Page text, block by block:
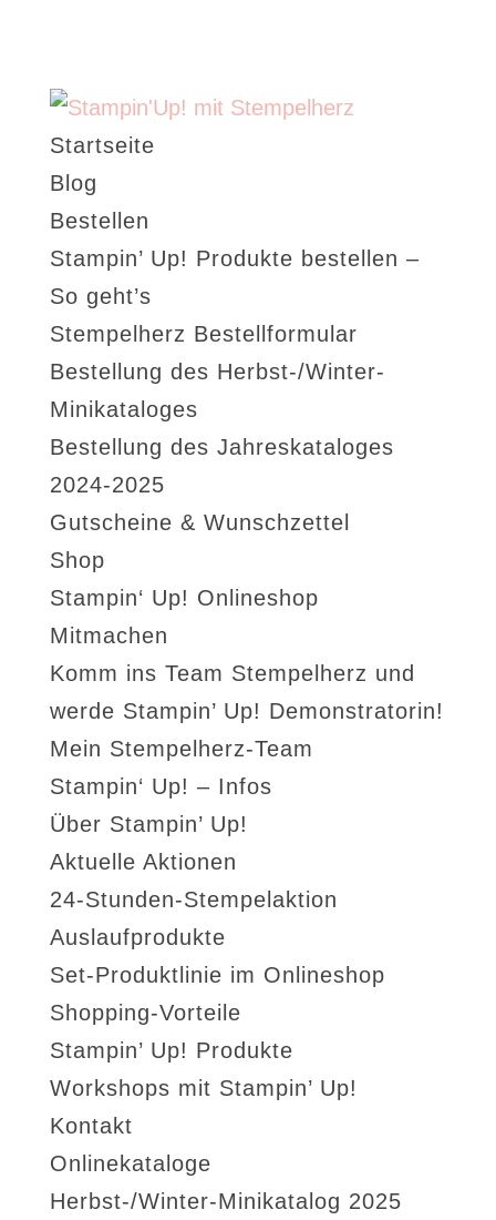
Startseite
Blog
Bestellen
Stampin’ Up! Produkte bestellen –
So geht’s
Stempelherz Bestellformular
Bestellung des Herbst-/Winter-
Minikataloges
Bestellung des Jahreskataloges
2024-2025
Gutscheine & Wunschzettel
Shop
Stampin‘ Up! Onlineshop
Mitmachen
Komm ins Team Stempelherz und
werde Stampin’ Up! Demonstratorin!
Mein Stempelherz-Team
Stampin‘ Up! – Infos
Über Stampin’ Up!
Aktuelle Aktionen
24-Stunden-Stempelaktion
Auslaufprodukte
Set-Produktlinie im Onlineshop
Shopping-Vorteile
Stampin’ Up! Produkte
Workshops mit Stampin’ Up!
Kontakt
Onlinekataloge
Herbst-/Winter-Minikatalog 2025